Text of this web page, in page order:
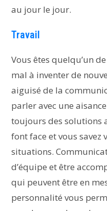
au jour le jour.
Travail
Vous êtes quelqu’un de
mal à inventer de
aiguisé de la
parler avec une
toujours des solutions
font face et vous savez
situations.
d’équipe et être
qui peuvent être en
personnalité vous